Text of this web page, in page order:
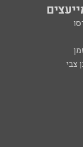
צבי